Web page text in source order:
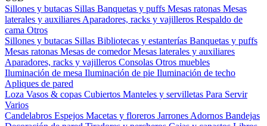
Sillones y butacas Sillas Banquetas y puffs Mesas ratonas Mesas
laterales y auxiliares Aparadores, racks y vajilleros Respaldo de
cama Otros
Sillones y butacas Sillas Bibliotecas y estanterías Banquetas y puffs
Mesas ratonas Mesas de comedorMesas laterales y auxiliares
Aparadores, racks y vajilleros Consolas Otros muebles
Iluminación de mesa Iluminación de pie Iluminación de techo
Apliques de pared
Loza Vasos & copas Cubiertos Manteles y servilletas Para Servir
Varios
Candelabros Espejos Macetas y floreros Jarrones Adornos Bandejas